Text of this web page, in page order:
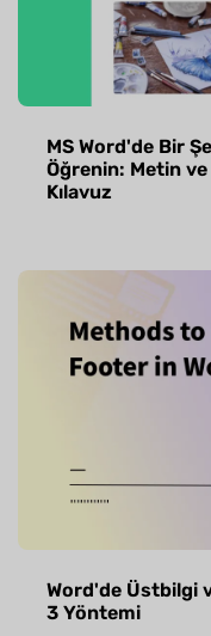
MS Word'de Bir
Öğrenin: Metin ve
Kılavuz
Word'de Üstbilgi
3 Yöntemi